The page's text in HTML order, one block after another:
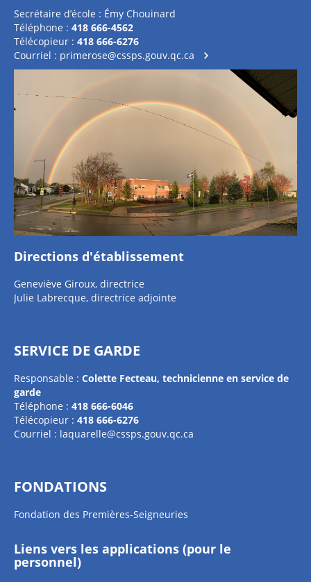
Secrétaire d’école : Émy Chouinard
Téléphone : 418 666-4562
Télécopieur : 418 666-6276
Courriel : primerose@cssps.gouv.qc.ca
Directions d'établissement
Geneviève Giroux, directrice
Julie Labrecque, directrice adjointe
SERVICE DE GARDE
Responsable : Colette Fecteau, technicienne en service de
garde
Téléphone : 418 666-6046
Télécopieur : 418 666-6276
Courriel : laquarelle@cssps.gouv.qc.ca
FONDATIONS
Fondation des Premières-Seigneuries
Liens vers les applications (pour le
personnel)